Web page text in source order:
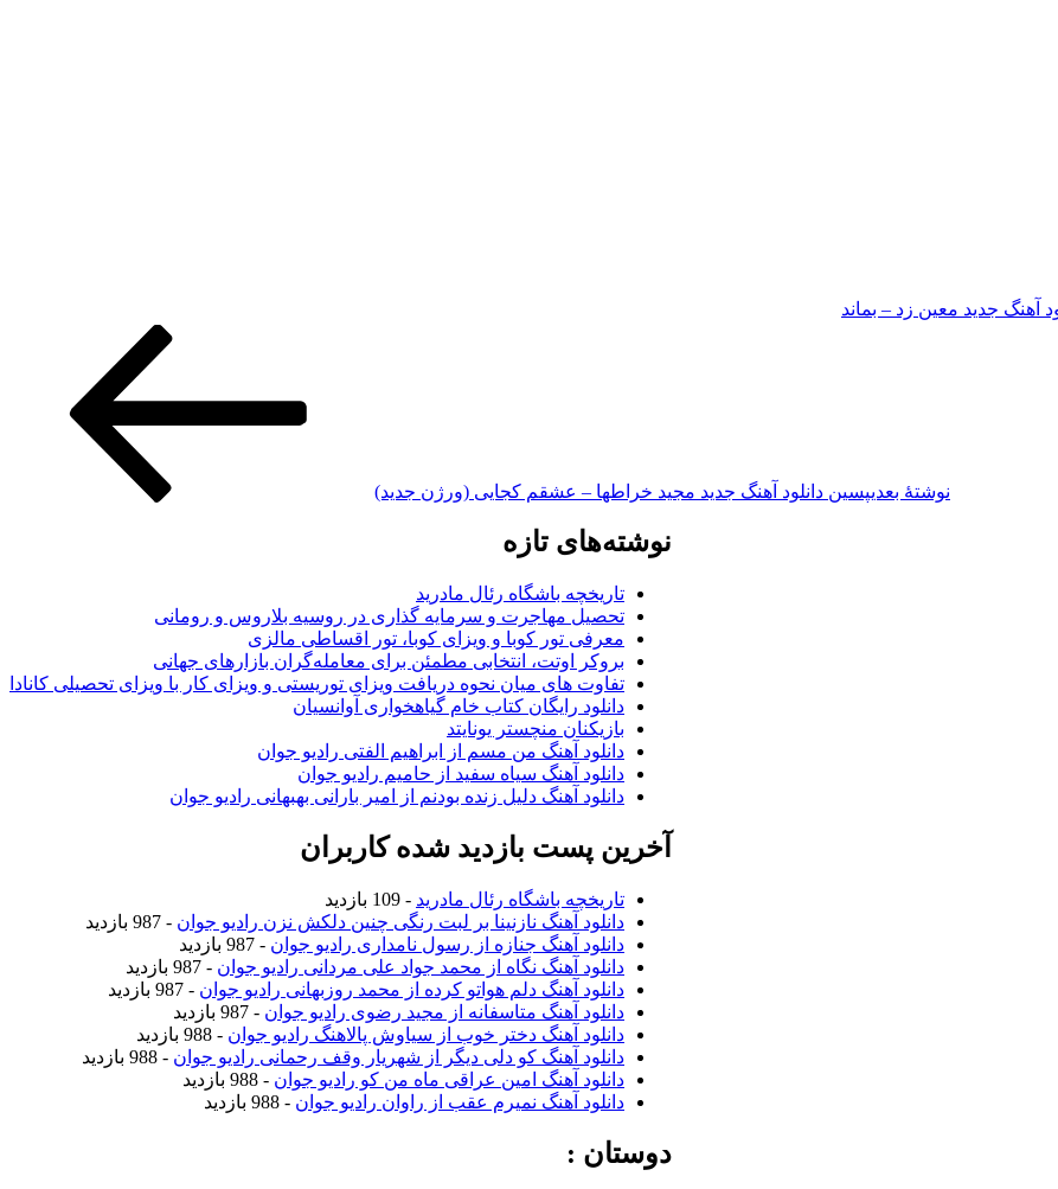
آهنگ جدید معین زد – بماند
نوشته‌ٔ بعدیپسین دانلود آهنگ جدید مجید خراطها – عشقم کجایی (ورژن جدید)
نوشته‌های تازه
تاریخچه باشگاه رئال مادرید
تحصیل مهاجرت و سرمایه گذاری در روسیه بلاروس و رومانی
معرفی تور کوبا و ویزای کوبا، تور اقساطی مالزی
بروکر اوتت، انتخابی مطمئن برای معامله‌گران بازارهای جهانی
تفاوت های میان نحوه دریافت ویزای توریستی و ویزای کار با ویزای تحصیلی کانادا
دانلود رایگان کتاب خام گیاهخواری آوانسیان
بازیکنان منچستر یونایتد
دانلود آهنگ من مسم از ابراهیم الفتی رادیو جوان
دانلود آهنگ سیاه سفید از حامیم رادیو جوان
دانلود آهنگ دلیل زنده بودنم از امیر بارانی بهبهانی رادیو جوان
آخرین پست بازدید شده کاربران
تاریخچه باشگاه رئال مادرید - 109 بازدید
دانلود آهنگ نازنینا بر لبت رنگی چنین دلکش نزن رادیو جوان - 987 بازدید
دانلود آهنگ جنازه از رسول نامداری رادیو جوان - 987 بازدید
دانلود آهنگ نگاه از محمد جواد علی مردانی رادیو جوان - 987 بازدید
دانلود آهنگ دلم هواتو کرده از محمد روزبهانی رادیو جوان - 987 بازدید
دانلود آهنگ متاسفانه از مجید رضوی رادیو جوان - 987 بازدید
دانلود آهنگ دختر خوب از سیاوش پالاهنگ رادیو جوان - 988 بازدید
دانلود آهنگ کو دلی دیگر از شهریار وقف رحمانی رادیو جوان - 988 بازدید
دانلود آهنگ امین عراقی ماه من کو رادیو جوان - 988 بازدید
دانلود آهنگ نمیرم عقب از راوان رادیو جوان - 988 بازدید
دوستان :